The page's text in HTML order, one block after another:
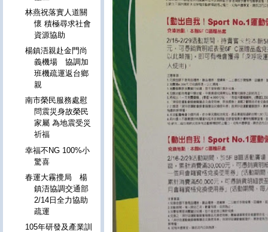
林燕祝落實人道關
懷 積極尋求社會
資源協助
楊鎮浯親赴金門尚
義機場 協調加
班機疏運返台鄉
親
南市榮民服務處慰
問震災身故榮民
家屬 為地震受災
祈福
幸福不NG 100%小
驚喜
春運大霧攪局 楊
鎮浯協調交通部
2/14日全力協助
疏運
105年研發及產業訓